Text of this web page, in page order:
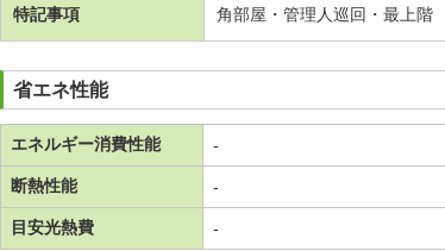
特記事項 角部屋・管理人巡回・最上階
省エネ性能
エネルギー消費性能 -
断熱性能 -
目安光熱費 -